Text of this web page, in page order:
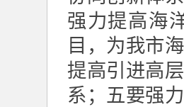
强力提高海
目，为我市
提高引进高
系；五要强